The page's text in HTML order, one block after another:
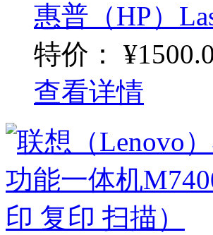
惠普（HP）
特价：
¥1500.0
查看详情